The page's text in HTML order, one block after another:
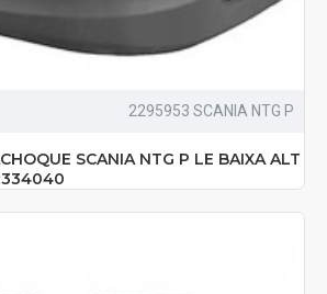
2295953 SCANIA NTG P
SCANIA NTG P LE BAIXA ALT